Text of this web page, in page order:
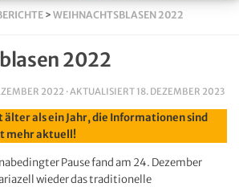
> WEIHNACHTSBLASEN 2022
2022
2022 · AKTUALISIERT 18. DEZEMBER 2023
älter als ein Jahr, die Informationen sind
mehr aktuell!
Pause fand am 24. Dezember
wieder das traditionelle